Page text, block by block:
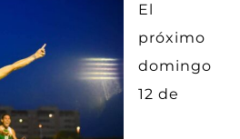
El
próximo
domingo
12 de